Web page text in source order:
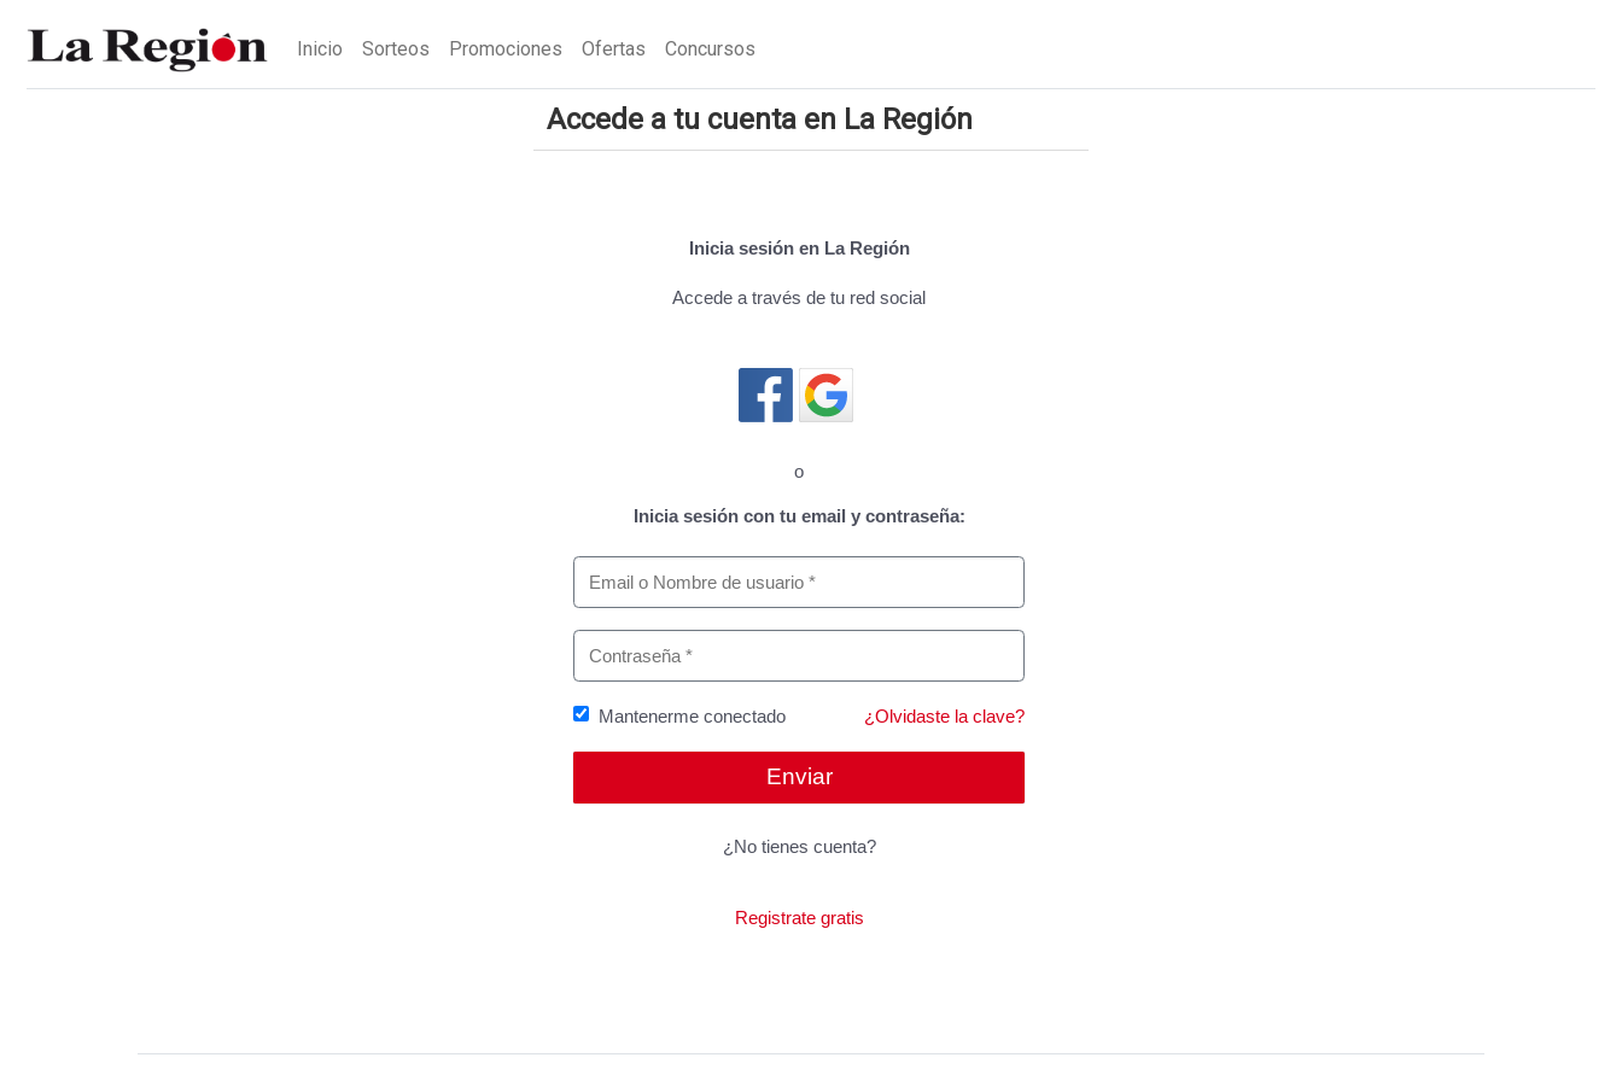
Inicio Sorteos Promociones Ofertas Concursos
Accede a tu cuenta en La Región
Inicia sesión en La Región
Accede a través de tu red social
Cerrar sesión
o
Inicia sesión con tu email y contraseña:
¿Olvidaste la clave?
Mantenerme conectado
¿No tienes cuenta?
Registrate gratis